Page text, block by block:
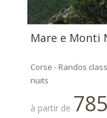
Mare e Monti
Corse - Randos
nuits
à partir de